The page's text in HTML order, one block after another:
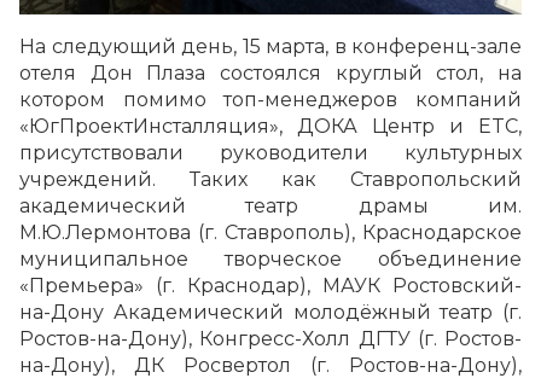
На следующий день, 15 марта, в конференц-зале
отеля Дон Плаза состоялся круглый стол, на
котором помимо топ-менеджеров компаний
«ЮгПроектИнсталляция», ДОКА Центр и ETC,
присутствовали руководители культурных
учреждений. Таких как Ставропольский
академический театр драмы им.
М.Ю.Лермонтова (г. Ставрополь), Краснодарское
муниципальное творческое объединение
«Премьера» (г. Краснодар), МАУК Ростовский-
на-Дону Академический молодёжный театр (г.
Ростов-на-Дону), Конгресс-Холл ДГТУ (г. Ростов-
на-Дону), ДК Росвертол (г. Ростов-на-Дону),